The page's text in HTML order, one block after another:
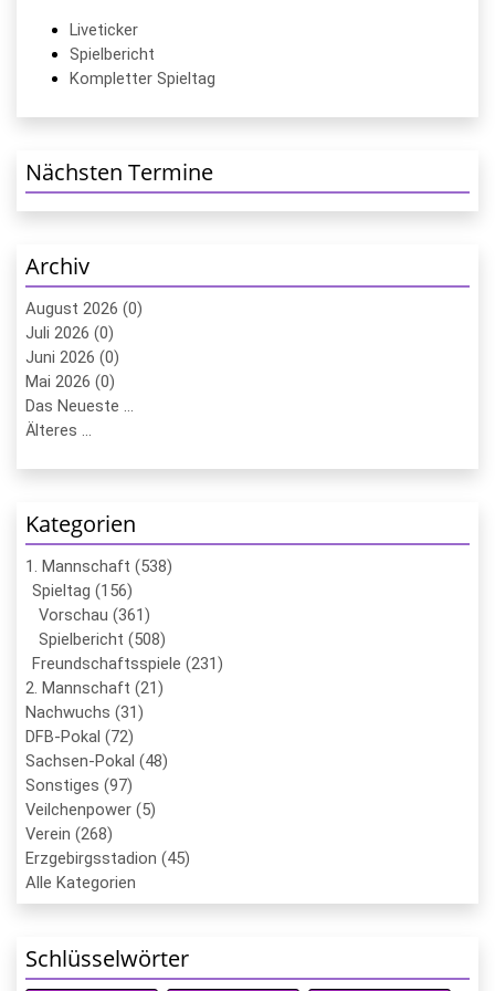
Liveticker
Spielbericht
Kompletter Spieltag
Nächsten Termine
Archiv
August 2026 (0)
Juli 2026 (0)
Juni 2026 (0)
Mai 2026 (0)
Das Neueste ...
Älteres ...
Kategorien
1. Mannschaft (538)
Spieltag (156)
Vorschau (361)
Spielbericht (508)
Freundschaftsspiele (231)
2. Mannschaft (21)
Nachwuchs (31)
DFB-Pokal (72)
Sachsen-Pokal (48)
Sonstiges (97)
Veilchenpower (5)
Verein (268)
Erzgebirgsstadion (45)
Alle Kategorien
Schlüsselwörter